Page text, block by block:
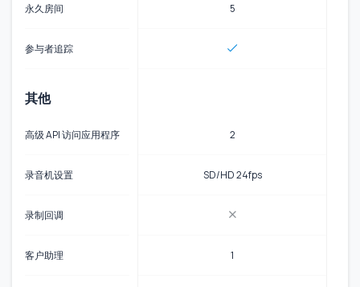
永久房间
参与者追踪
其他
高级 API 访问应用程序
录音机设置
录制回调
客户助理
5
2
SD/HD 24fps
1